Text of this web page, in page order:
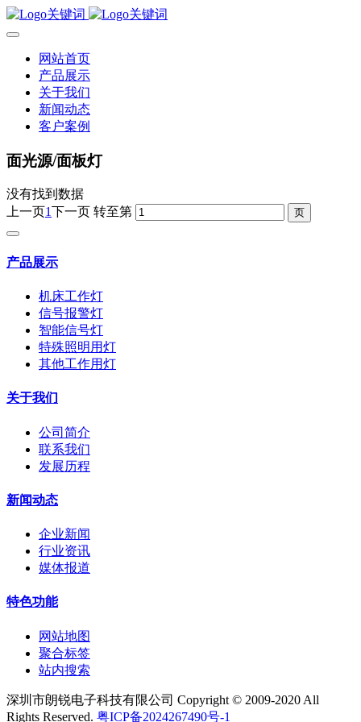
网站首页
产品展示
关于我们
新闻动态
客户案例
面光源/面板灯
没有找到数据
上一页1下一页 转至第
产品展示
机床工作灯
信号报警灯
智能信号灯
特殊照明用灯
其他工作用灯
关于我们
公司简介
联系我们
发展历程
新闻动态
企业新闻
行业资讯
媒体报道
特色功能
网站地图
聚合标签
站内搜索
深圳市朗锐电子科技有限公司 Copyright © 2009-2020 All
Rights Reserved. 粤ICP备2024267490号-1